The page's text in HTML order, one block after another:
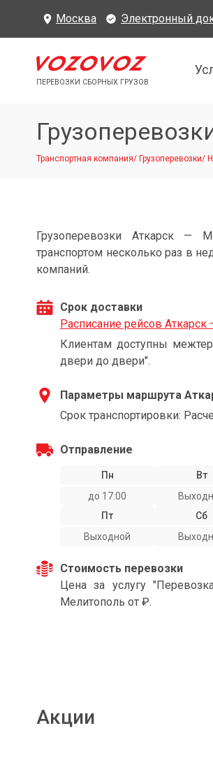
Москва Электронный
ПЕРЕВОЗКИ СБОРНЫХ ГРУЗОВ
Транспортная компания/ Грузоперевозки/
Грузоперевозки Аткарск —
транспортом несколько раз в
компаний.
Срок доставки
Расписание рейсов
Клиентам доступны
двери до двери".
Параметры маршрута
Срок транспортировки:
Отправление
Пн
до 17:00
Вт
Пт
Выходной
Сб
Стоимость перевозки
Цена за услугу
Мелитополь от ₽.
Акции